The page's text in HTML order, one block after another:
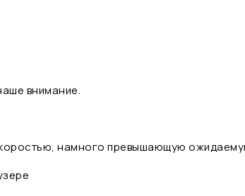
внимание.
намного превышающую